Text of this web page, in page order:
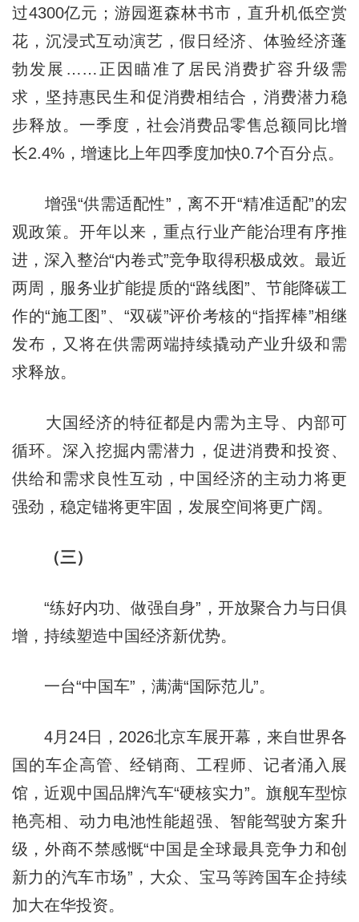
过4300亿元；游园逛森林书市，直升机低空赏
花，沉浸式互动演艺，假日经济、体验经济蓬
勃发展……正因瞄准了居民消费扩容升级需
求，坚持惠民生和促消费相结合，消费潜力稳
步释放。一季度，社会消费品零售总额同比增
长2.4%，增速比上年四季度加快0.7个百分点。
增强“供需适配性”，离不开“精准适配”的宏
观政策。开年以来，重点行业产能治理有序推
进，深入整治“内卷式”竞争取得积极成效。最近
两周，服务业扩能提质的“路线图”、节能降碳工
作的“施工图”、“双碳”评价考核的“指挥棒”相继
发布，又将在供需两端持续撬动产业升级和需
求释放。
大国经济的特征都是内需为主导、内部可
循环。深入挖掘内需潜力，促进消费和投资、
供给和需求良性互动，中国经济的主动力将更
强劲，稳定锚将更牢固，发展空间将更广阔。
（三）
“练好内功、做强自身”，开放聚合力与日俱
增，持续塑造中国经济新优势。
一台“中国车”，满满“国际范儿”。
4月24日，2026北京车展开幕，来自世界各
国的车企高管、经销商、工程师、记者涌入展
馆，近观中国品牌汽车“硬核实力”。旗舰车型惊
艳亮相、动力电池性能超强、智能驾驶方案升
级，外商不禁感慨“中国是全球最具竞争力和创
新力的汽车市场”，大众、宝马等跨国车企持续
加大在华投资。